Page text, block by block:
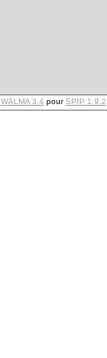
WALMA 3.4 pourSPIP 1.9.2